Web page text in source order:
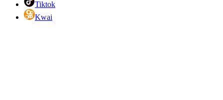
Tiktok
Kwai